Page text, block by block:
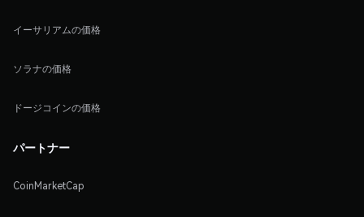
イーサリアムの価格
ソラナの価格
ドージコインの価格
パートナー
CoinMarketCap